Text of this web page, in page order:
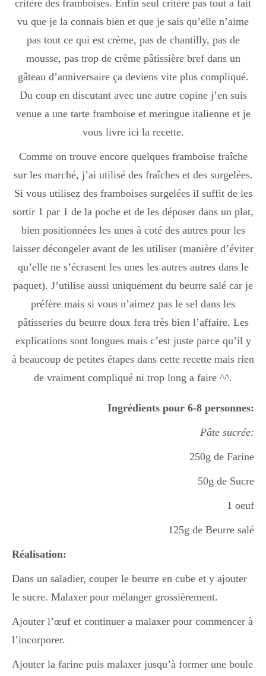
critère des framboises. Enfin seul critère pas tout a fait
vu que je la connais bien et que je sais qu’elle n’aime
pas tout ce qui est crème, pas de chantilly, pas de
mousse, pas trop de crème pâtissière bref dans un
gâteau d’anniversaire ça deviens vite plus compliqué.
Du coup en discutant avec une autre copine j’en suis
venue a une tarte framboise et meringue italienne et je
vous livre ici la recette.
Comme on trouve encore quelques framboise fraîche
sur les marché, j’ai utilisé des fraîches et des surgelées.
Si vous utilisez des framboises surgelées il suffit de les
sortir 1 par 1 de la poche et de les déposer dans un plat,
bien positionnées les unes à coté des autres pour les
laisser décongeler avant de les utiliser (manière d’éviter
qu’elle ne s’écrasent les unes les autres autres dans le
paquet). J’utilise aussi uniquement du beurre salé car je
préfère mais si vous n’aimez pas le sel dans les
pâtisseries du beurre doux fera très bien l’affaire. Les
explications sont longues mais c’est juste parce qu’il y
à beaucoup de petites étapes dans cette recette mais rien
de vraiment compliqué ni trop long a faire ^^.
Ingrédients pour 6-8 personnes:
Pâte sucrée:
250g de Farine
50g de Sucre
1 oeuf
125g de Beurre salé
Réalisation:
Dans un saladier, couper le beurre en cube et y ajouter
le sucre. Malaxer pour mélanger grossièrement.
Ajouter l’œuf et continuer a malaxer pour commencer à
l’incorporer.
Ajouter la farine puis malaxer jusqu’à former une boule